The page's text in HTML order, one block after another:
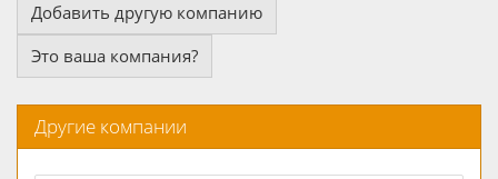
Добавить другую компанию
Это ваша компания?
Другие компании